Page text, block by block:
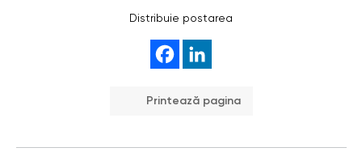
Distribuie postarea
Printează pagina